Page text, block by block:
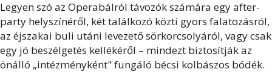
Legyen szó az Operabálról távozók számára egy after-
party helyszínéről, két találkozó közti gyors falatozásról,
az éjszakai buli utáni levezető sörkorcsolyáról, vagy csak
egy jó beszélgetés kellékéről – mindezt biztosítják az
önálló „intézményként" fungáló bécsi kolbászos bódék.